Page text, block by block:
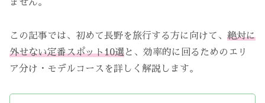
ません。
この記事では、初めて長野を旅行する方に向けて、 絶対に
外せない定番スポット10選と、効率的に回るためのエリ
ア分け・モデルコースを詳しく解説します。